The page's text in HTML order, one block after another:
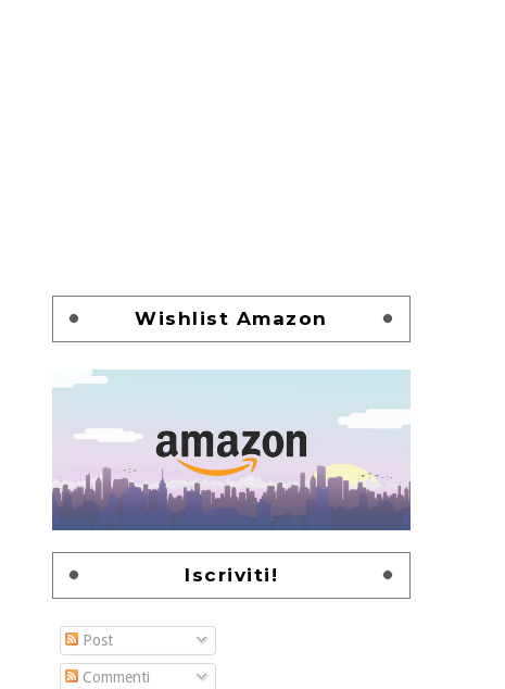
Wishlist Amazon
Iscriviti!
Post
Commenti